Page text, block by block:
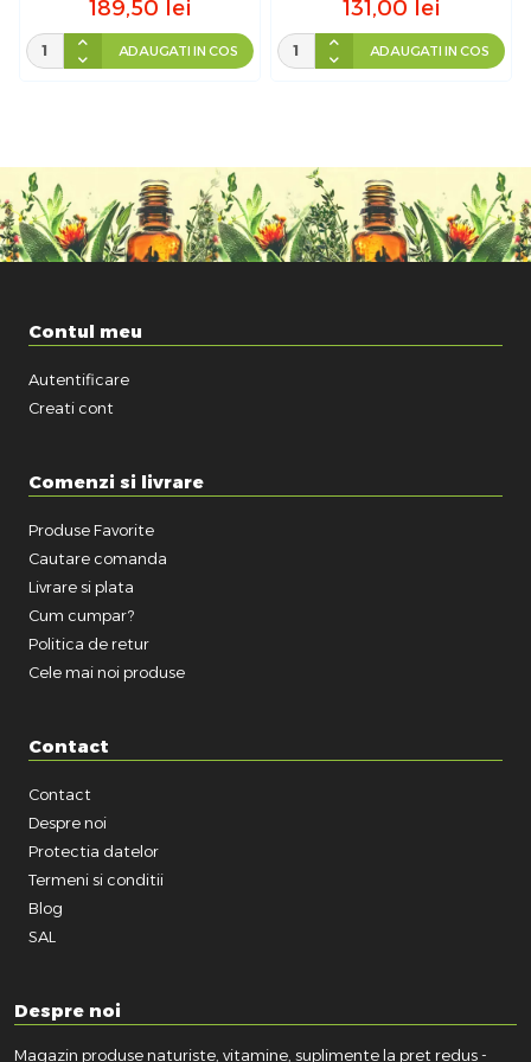
189,50 lei
ADAUGATI IN COS
131,00 lei
ADAUGATI IN COS
Contul meu
Autentificare
Creati cont
Comenzi si livrare
Produse Favorite
Cautare comanda
Livrare si plata
Cum cumpar?
Politica de retur
Cele mai noi produse
Contact
Contact
Despre noi
Protectia datelor
Termeni si conditii
Blog
SAL
Despre noi
Magazin produse naturiste, vitamine, suplimente la pret redus -